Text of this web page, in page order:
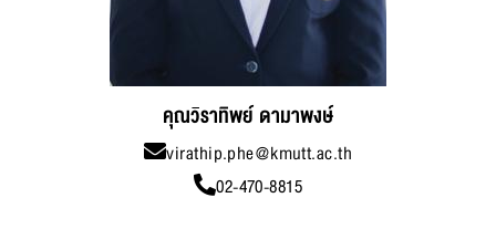
คุณวิราทิพย์ ดามาพงษ์
virathip.phe@kmutt.ac.th
02-470-8815